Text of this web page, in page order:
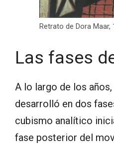
Retrato de Dora Maar,
Las fases
A lo largo de los años,
desarrolló en dos
cubismo analítico
fase posterior del